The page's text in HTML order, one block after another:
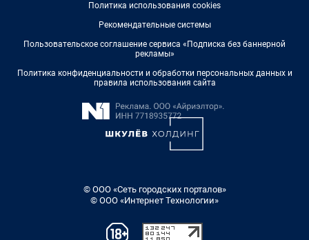
Политика использования cookies
Рекомендательные системы
Пользовательское соглашение сервиса «Подписка без баннерной
рекламы»
Политика конфиденциальности и обработки персональных данных и
правила использования сайта
© ООО «Сеть городских порталов»
© ООО «Интернет Технологии»